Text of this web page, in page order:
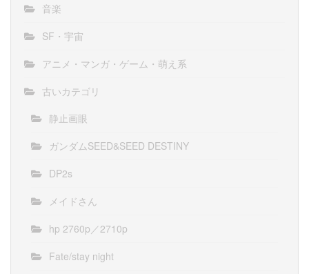
音楽
SF・宇宙
アニメ・マンガ・ゲーム・萌え系
古いカテゴリ
静止画眼
ガンダムSEED&SEED DESTINY
DP2s
メイドさん
hp 2760p／2710p
Fate/stay night